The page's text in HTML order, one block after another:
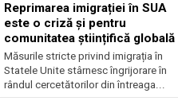
Reprimarea imigrației în SUA
este o criză și pentru
comunitatea științifică globală
Măsurile stricte privind imigrația în
Statele Unite stârnesc îngrijorare în
rândul cercetătorilor din întreaga...